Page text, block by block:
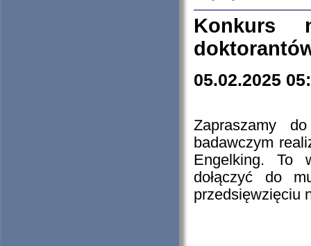
Konkurs
05.02.2025
Zapraszamy
badawczym
Engelking. To
dołączyć do
przedsięwzięciu